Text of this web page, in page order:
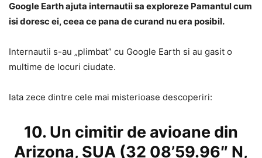
Google Earth ajuta internautii sa exploreze Pamantul cum
isi doresc ei, ceea ce pana de curand nu era posibil.
Internautii s-au „plimbat” cu Google Earth si au gasit o
multime de locuri ciudate.
Iata zece dintre cele mai misterioase descoperiri:
10. Un cimitir de avioane din
Arizona, SUA (32 08’59.96″ N,